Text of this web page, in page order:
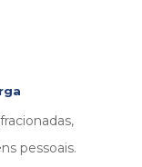
pessoais.